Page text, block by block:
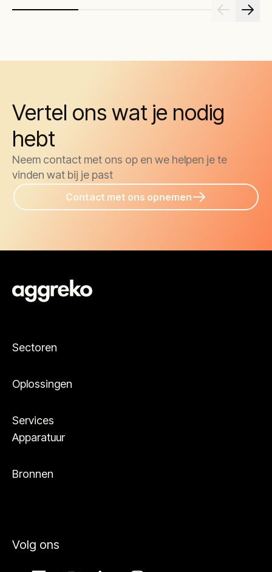
Vertel ons wat je nodig
hebt
Neem contact met ons op en we helpen je te
vinden wat bij je past
Contact met ons opnemen
Sectoren
Oplossingen
Services
Apparatuur
Bronnen
Volg ons